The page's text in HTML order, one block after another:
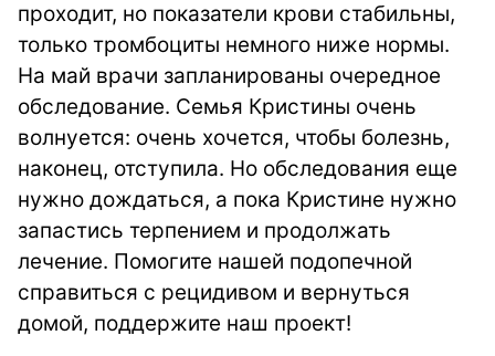
проходит, но показатели крови стабильны,
только тромбоциты немного ниже нормы.
На май врачи запланированы очередное
обследование. Семья Кристины очень
волнуется: очень хочется, чтобы болезнь,
наконец, отступила. Но обследования еще
нужно дождаться, а пока Кристине нужно
запастись терпением и продолжать
лечение. Помогите нашей подопечной
справиться с рецидивом и вернуться
домой, поддержите наш проект!